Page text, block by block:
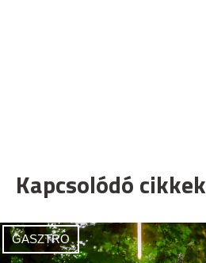
Kapcsolódó cikkek
GASZTRO